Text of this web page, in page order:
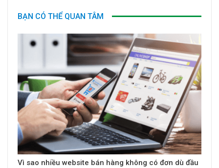
BẠN CÓ THỂ QUAN TÂM
Vì sao nhiều website bán hàng không có đơn dù đầu